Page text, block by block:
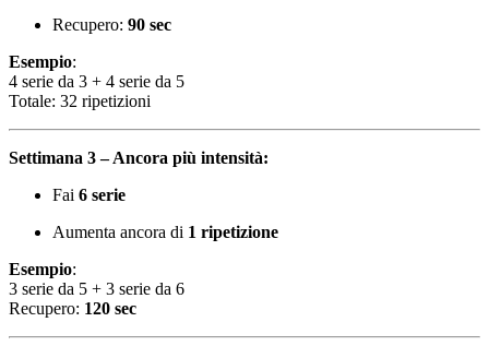
Recupero: 90 sec
Esempio:
4 serie da 3 + 4 serie da 5
Totale: 32 ripetizioni
Settimana 3 – Ancora più intensità:
Fai 6 serie
Aumenta ancora di 1 ripetizione
Esempio:
3 serie da 5 + 3 serie da 6
Recupero: 120 sec